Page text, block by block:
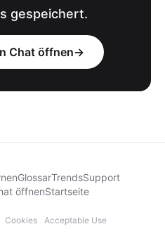
gespeichert.
Chat öffnen→
GlossarTrendsSupport
öffnenStartseite
Cookies Acceptable Use